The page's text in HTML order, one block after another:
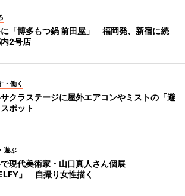
「博多もつ鍋 前田屋」 福岡発、新宿に続
2号店
・働く
クラステージに屋外エアコンやミストの「避
ポット
遊ぶ
現代美術家・山口真人さん個展
」 自撮り女性描く